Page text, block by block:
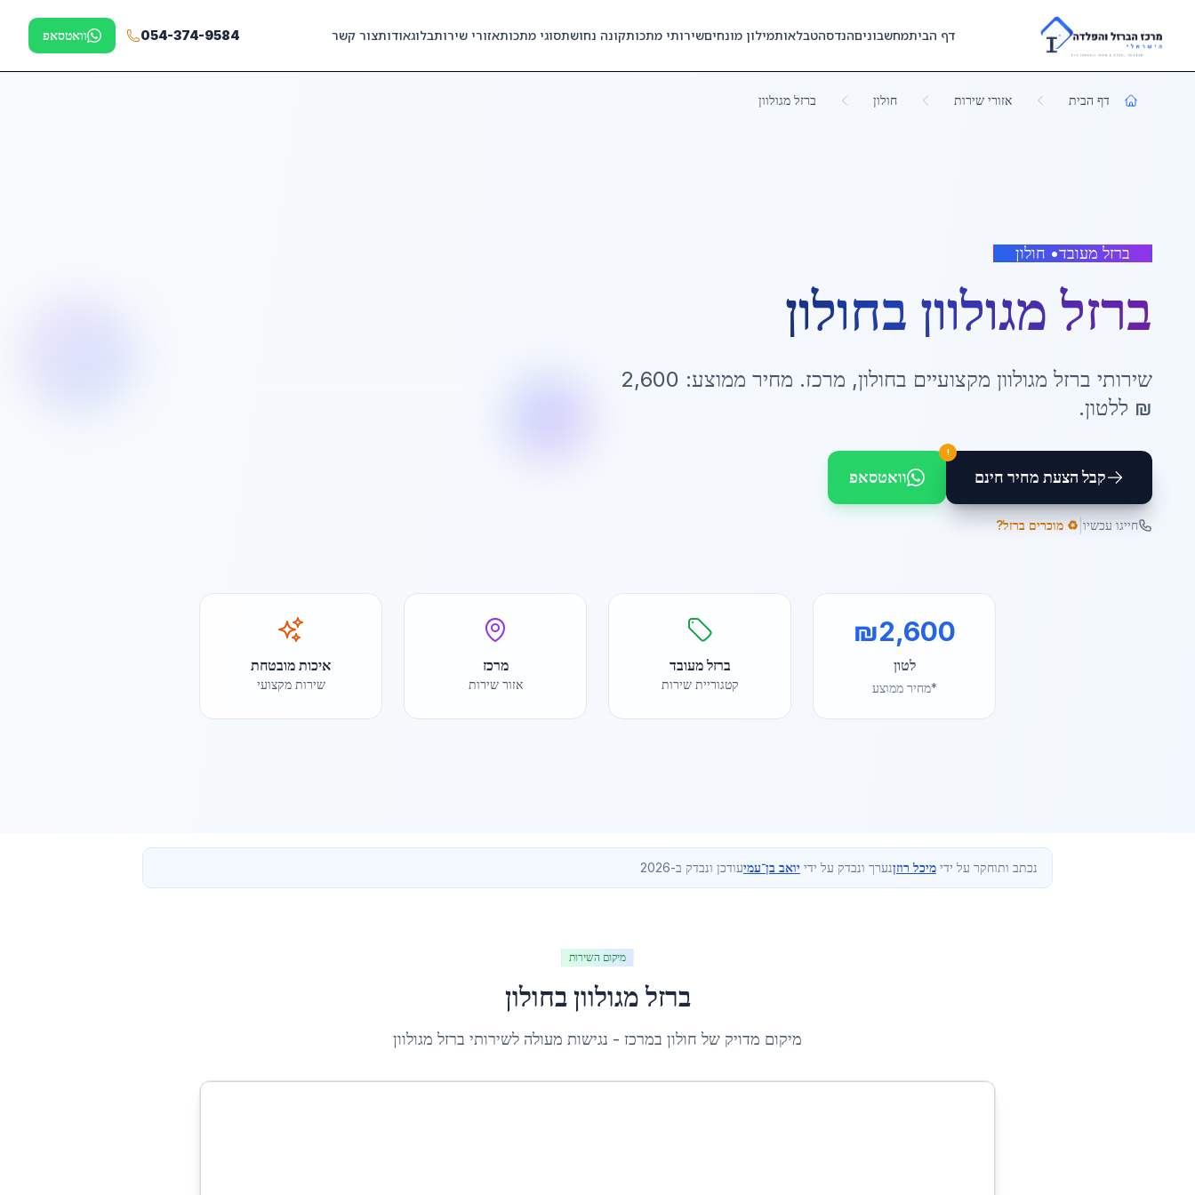
Skip to main content
דף הביתמחשבוניםהנדסהטבלאותמילון מונחיםשירותי מתכותקונה נחושתסוגי מתכותאזורי שירותבלוגאודותצור קשר 054-374-9584 וואטסאפ
דף הבית אזורי שירות חולון ברזל מגולוון
ברזל מעובד• חולון
ברזל מגולוון בחולון
שירותי ברזל מגולוון מקצועיים בחולון, מרכז. מחיר ממוצע: 2,600
₪ ללטון.
קבל הצעת מחיר חינם
!
וואטסאפ
חייגו עכשיו ♻️ מוכרים ברזל?
₪2,600
לטון
*מחיר ממוצע
ברזל מעובד
קטגוריית שירות
מרכז
אזור שירות
איכות מובטחת
שירות מקצועי
נכתב ותוחקר על ידי מיכל רוזןנערך ונבדק על ידי יואב בן־עמיעודכן ונבדק ב-2026
מיקום השירות
ברזל מגולווןבחולון
מיקום מדויק של חולון במרכז - נגישות מעולה לשירותי ברזל מגולוון